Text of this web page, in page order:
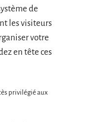
de
les visiteurs
votre
en tête ces
privilégié aux